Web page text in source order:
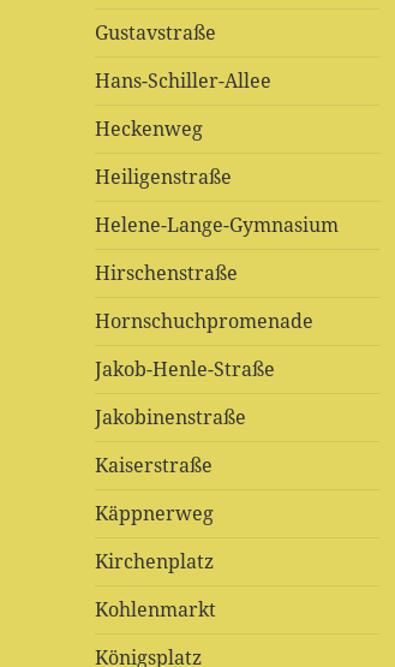
Gustavstraße
Hans-Schiller-Allee
Heckenweg
Heiligenstraße
Helene-Lange-Gymnasium
Hirschenstraße
Hornschuchpromenade
Jakob-Henle-Straße
Jakobinenstraße
Kaiserstraße
Käppnerweg
Kirchenplatz
Kohlenmarkt
Königsplatz